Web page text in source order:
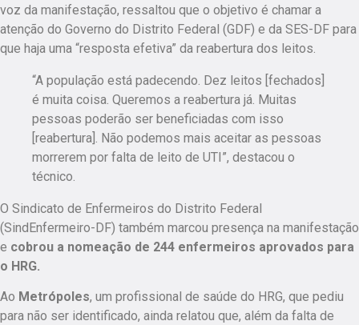
voz da manifestação, ressaltou que o objetivo é chamar a
atenção do Governo do Distrito Federal (GDF) e da SES-DF para
que haja uma “resposta efetiva” da reabertura dos leitos.
“A população está padecendo . Dez leitos [fechados]
é muita coisa. Queremos a reabertura já. Muitas
pessoas poderão ser beneficiadas com isso
[reabertura]. Não podemos mais aceitar as pessoas
morrerem por falta de leito de UTI”, destacou o
técnico.
O Sindicato de Enfermeiros do Distrito Federal
(SindEnfermeiro-DF) também marcou presença na manifestação
e cobrou a nomeação de 244 enfermeiros aprovados para
o HRG.
Ao Metrópoles, um profissional de saúde do HRG, que pediu
para não ser identificado, ainda relatou que, além da falta de